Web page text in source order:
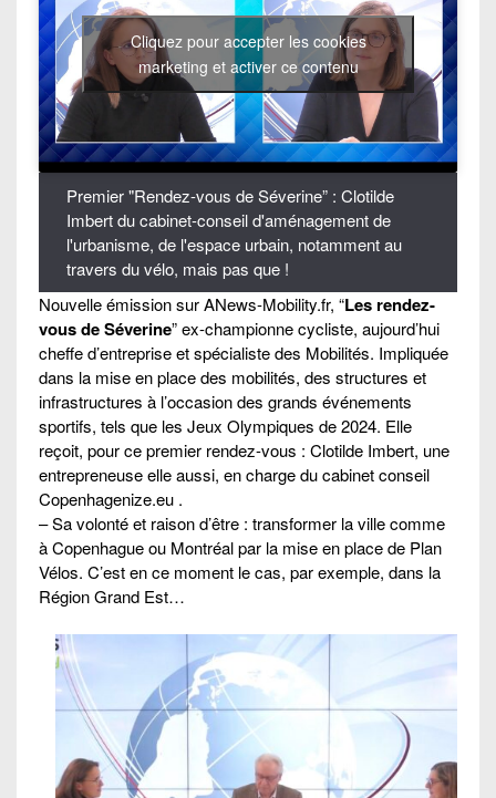
Cliquez pour accepter les cookies
marketing et activer ce contenu
Premier "Rendez-vous de Séverine” : Clotilde
Imbert du cabinet-conseil d'aménagement de
l'urbanisme, de l'espace urbain, notamment au
travers du vélo, mais pas que !
Nouvelle émission sur ANews-Mobility.fr, “Les rendez-
vous de Séverine” ex-championne cycliste, aujourd’hui
cheffe d’entreprise et spécialiste des Mobilités. Impliquée
dans la mise en place des mobilités, des structures et
infrastructures à l’occasion des grands événements
sportifs, tels que les Jeux Olympiques de 2024. Elle
reçoit, pour ce premier rendez-vous : Clotilde Imbert, une
entrepreneuse elle aussi, en charge du cabinet conseil
Copenhagenize.eu .
– Sa volonté et raison d’être : transformer la ville comme
à Copenhague ou Montréal par la mise en place de Plan
Vélos. C’est en ce moment le cas, par exemple, dans la
Région Grand Est…